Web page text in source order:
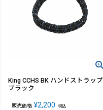
King CCHS BK ハンドストラップ
ブラック
販売価格 ¥2,200 税込